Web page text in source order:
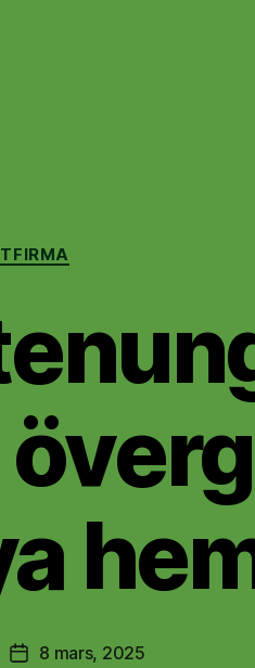
Kategorier
Inläggsdatum
8 mars, 2025